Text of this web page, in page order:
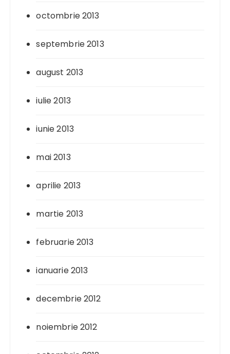
octombrie 2013
septembrie 2013
august 2013
iulie 2013
iunie 2013
mai 2013
aprilie 2013
martie 2013
februarie 2013
ianuarie 2013
decembrie 2012
noiembrie 2012